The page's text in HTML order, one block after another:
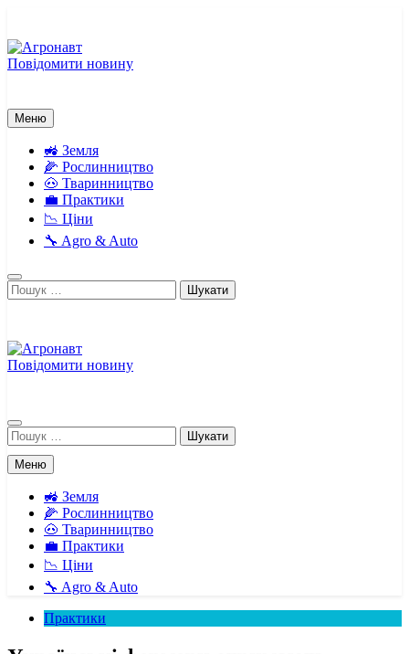
вмісту
Повідомити новину
Меню
🚜 Земля
🌽 Рослинництво
🐽 Тваринництво
💼 Практики
📉 Ціни
🔧 Agro & Auto
Пошук:
Повідомити новину
Пошук:
Меню
🚜 Земля
🌽 Рослинництво
🐽 Тваринництво
💼 Практики
📉 Ціни
🔧 Agro & Auto
Практики